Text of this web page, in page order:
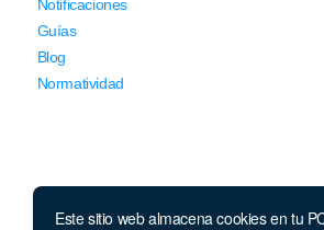
Este sitio web almacena cookies en tu
Notificaciones
Guías
Blog
Normatividad